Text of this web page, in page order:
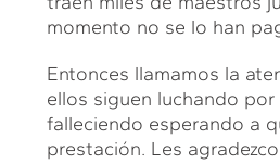
momento no se lo han
Entonces llamamos la
ellos siguen luchando
falleciendo esperando a
prestación. Les